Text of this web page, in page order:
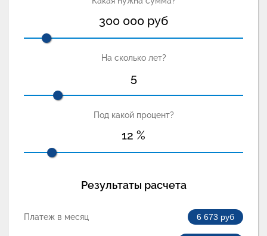
300 000 руб
На сколько лет?
5
Под какой процент?
12 %
Результаты расчета
Платеж в месяц 6 673 руб